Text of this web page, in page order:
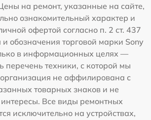
на ремонт, указанные на сайте,
ознакомительный характер и
офертой согласно п. 2 ст. 437
обозначения торговой марки Sony
в информационных целях —
перечень техники, с которой мы
не аффилирована с
товарных знаков и не
интересы. Все виды ремонтных
исключительно на устройствах,